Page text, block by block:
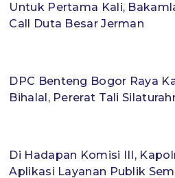
Untuk Pertama Kali,
Call Duta Besar Jerman
DPC Benteng Bogor Raya
Bihalal, Pererat Tali
Di Hadapan Komisi III,
Aplikasi Layanan Publik